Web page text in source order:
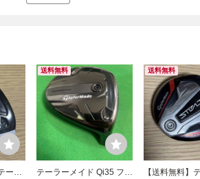
ーラ
送料無料
テーラーメイド Qi35 フェ
送料無料
【送料無料】